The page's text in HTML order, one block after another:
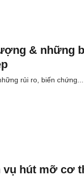
& những
rủi ro, biến chứng...
vụ hút mỡ cơ